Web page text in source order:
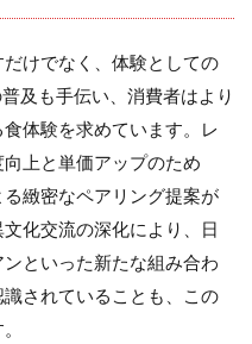
けでなく、体験としての
及も手伝い、消費者はより
体験を求めています。レ
上と単価アップのため
緻密なペアリング提案が
化交流の深化により、日
といった新たな組み合わ
されていることも、この